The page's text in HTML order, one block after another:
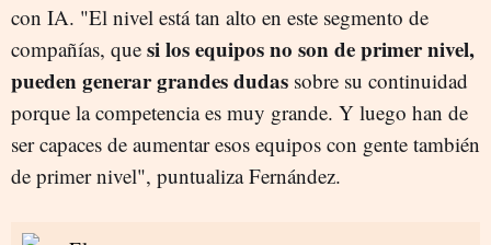
con IA. "El nivel está tan alto en este segmento de
compañías, que si los equipos no son de primer nivel,
pueden generar grandes dudas sobre su continuidad
porque la competencia es muy grande. Y luego han de
ser capaces de aumentar esos equipos con gente también
de primer nivel", puntualiza Fernández.